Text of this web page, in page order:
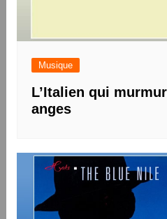
Musique
L’Italien qui
anges